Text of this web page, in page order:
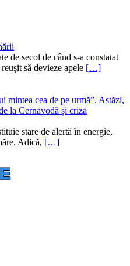
de secol de când s-a constatat
să devieze apele […]
mintea cea de pe urmă”. Astăzi,
la Cernavodă și criza
stare de alertă în energie,
Adică, […]